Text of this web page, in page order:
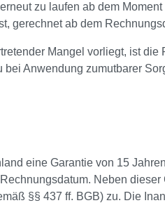
zu laufen ab dem
gerechnet ab dem
Mangel vorliegt, ist die
Anwendung zumutbarer
eine Garantie von 15
Neben dieser
§§ 437 ff. BGB) zu. Die